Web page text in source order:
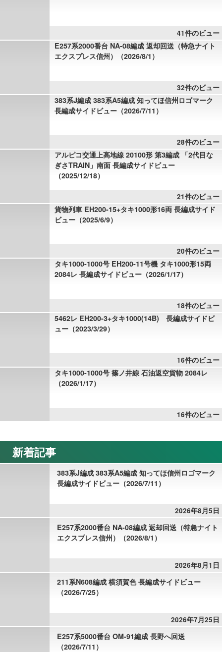
41件のビュー
E257系2000番台 NA-08編成 返却回送（特急ナイト
エクスプレス信州）（2026/8/1）
32件のビュー
383系J編成 383系A5編成 知ってほ信州ロゴマーク
長編成サイドビュー（2026/7/11）
28件のビュー
アルピコ交通上高地線 20100形 第3編成 「2代目な
ぎさTRAIN」南面 長編成サイドビュー
（2025/12/18）
21件のビュー
貨物列車 EH200-15+タキ1000形16両 長編成サイド
ビュー（2025/6/9）
20件のビュー
タキ1000-1000号 EH200-11号機 タキ1000形15両
2084レ 長編成サイドビュー（2026/1/17）
18件のビュー
5462レ EH200-3+タキ1000(14B) 長編成サイドビ
ュー（2023/3/29）
16件のビュー
タキ1000-1000号 篠ノ井線 石油返空貨物 2084レ
（2026/1/17）
16件のビュー
新着記事
383系J編成 383系A5編成 知ってほ信州ロゴマーク
長編成サイドビュー（2026/7/11）
2026年8月5日
E257系2000番台 NA-08編成 返却回送（特急ナイト
エクスプレス信州）（2026/8/1）
2026年8月1日
211系N608編成 横須賀色 長編成サイドビュー
（2026/7/25）
2026年7月25日
E257系5000番台 OM-91編成 長野へ回送
（2026/7/11）